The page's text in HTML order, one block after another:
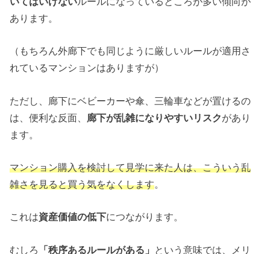
あります。
（もちろん外廊下でも同じように厳しいルールが適用さ
れているマンションはありますが）
ただし、廊下にベビーカーや傘、三輪車などが置けるの
は、便利な反面、 廊下が乱雑になりやすいリスクがあり
ます。
マンション購入を検討して見学に来た人は、こういう乱
雑さを見ると買う気をなくします。
これは資産価値の低下につながります。
むしろ 「秩序あるルールがある」 という意味では、メリ